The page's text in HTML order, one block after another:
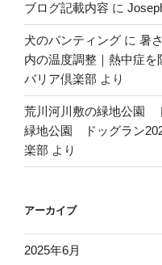
ブログ記載内容 に
犬のパンティング に 暑
内の温度調整｜熱中症を
バリア倶楽部 より
荒川河川敷の緑地公園
緑地公園 ドッグラン
楽部 より
アーカイブ
2025年6月